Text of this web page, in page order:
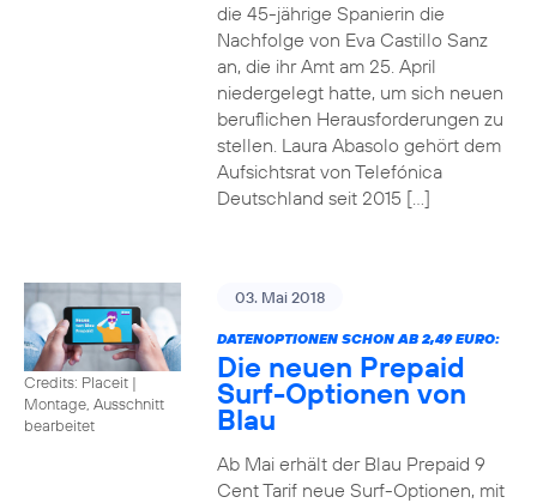
die 45-jährige Spanierin die
Nachfolge von Eva Castillo Sanz
an, die ihr Amt am 25. April
niedergelegt hatte, um sich neuen
beruflichen Herausforderungen zu
stellen. Laura Abasolo gehört dem
Aufsichtsrat von Telefónica
Deutschland seit 2015 […]
Credits: Placeit |
Montage, Ausschnitt
bearbeitet
03. Mai 2018
DATENOPTIONEN SCHON AB 2,49 EURO:
Die neuen Prepaid
Surf-Optionen von
Blau
Ab Mai erhält der Blau Prepaid 9
Cent Tarif neue Surf-Optionen, mit